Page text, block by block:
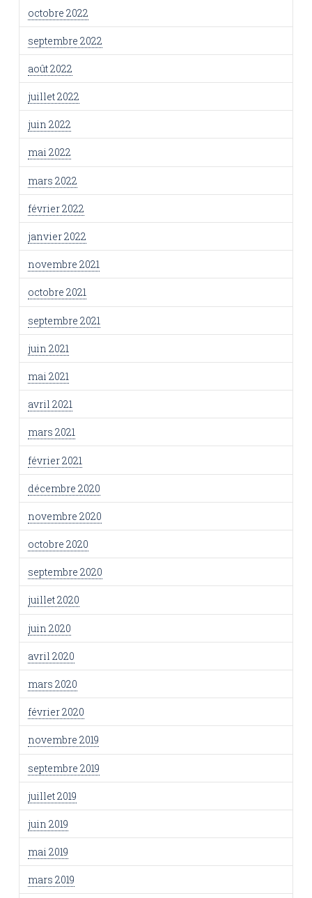
octobre 2022
septembre 2022
août 2022
juillet 2022
juin 2022
mai 2022
mars 2022
février 2022
janvier 2022
novembre 2021
octobre 2021
septembre 2021
juin 2021
mai 2021
avril 2021
mars 2021
février 2021
décembre 2020
novembre 2020
octobre 2020
septembre 2020
juillet 2020
juin 2020
avril 2020
mars 2020
février 2020
novembre 2019
septembre 2019
juillet 2019
juin 2019
mai 2019
mars 2019